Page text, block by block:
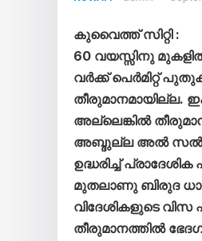
കുവൈത്ത്‌ സിറ്റി :
60 വയസ്സിനു
വർക്ക് പെർമിറ്റ്
അല്ലെങ്കിൽ
അബ്ദുല്ല അൽ
ഉദ്ധരിച്ച്
മുതലാണു ബിരുദ
വിദേശികളുടെ
തീരുമാനത്തിൽ